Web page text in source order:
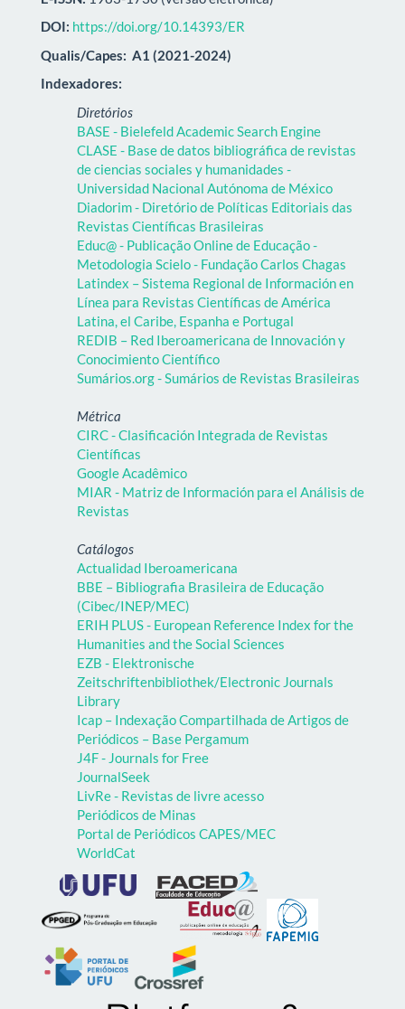
DOI: https://doi.org/10.14393/ER
Qualis/Capes: A1 (2021-2024)
Indexadores:
Diretórios
BASE - Bielefeld Academic Search Engine
CLASE - Base de datos bibliográfica de revistas
de ciencias sociales y humanidades -
Universidad Nacional Autónoma de México
Diadorim - Diretório de Políticas Editoriais das
Revistas Científicas Brasileiras
Educ@ - Publicação Online de Educação -
Metodologia Scielo - Fundação Carlos Chagas
Latindex – Sistema Regional de Información en
Línea para Revistas Científicas de América
Latina, el Caribe, Espanha e Portugal
REDIB – Red Iberoamericana de Innovación y
Conocimiento Científico
Sumários.org - Sumários de Revistas Brasileiras
Métrica
CIRC - Clasificación Integrada de Revistas
Científicas
Google Acadêmico
MIAR - Matriz de Información para el Análisis de
Revistas
Catálogos
Actualidad Iberoamericana
BBE – Bibliografia Brasileira de Educação
(Cibec/INEP/MEC)
ERIH PLUS - European Reference Index for the
Humanities and the Social Sciences
EZB - Elektronische
Zeitschriftenbibliothek/Electronic Journals
Library
Icap – Indexação Compartilhada de Artigos de
Periódicos – Base Pergamum
J4F - Journals for Free
JournalSeek
LivRe - Revistas de livre acesso
Periódicos de Minas
Portal de Periódicos CAPES/MEC
WorldCat